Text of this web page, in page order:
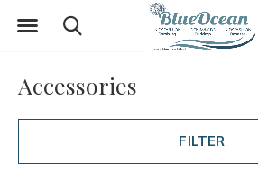
Accessories
FILTER